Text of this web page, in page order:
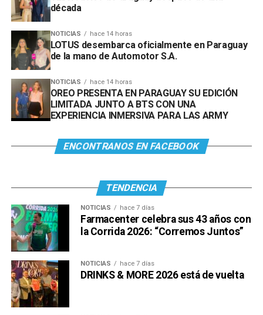
década
NOTICIAS hace 14 horas
LOTUS desembarca oficialmente en Paraguay
de la mano de Automotor S.A.
NOTICIAS hace 14 horas
OREO PRESENTA EN PARAGUAY SU EDICIÓN
LIMITADA JUNTO A BTS CON UNA
EXPERIENCIA INMERSIVA PARA LAS ARMY
ENCONTRANOS EN FACEBOOK
TENDENCIA
NOTICIAS hace 7 días
Farmacenter celebra sus 43 años con
la Corrida 2026: “Corremos Juntos”
NOTICIAS hace 7 días
DRINKS & MORE 2026 está de vuelta